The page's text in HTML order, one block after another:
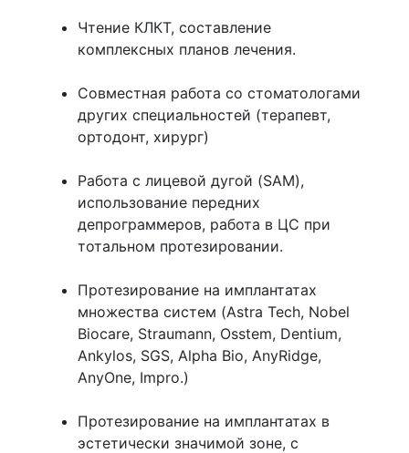
Чтение КЛКТ, составление
комплексных планов лечения.
Совместная работа со стоматологами
других специальностей (терапевт,
ортодонт, хирург)
Работа с лицевой дугой (SAM),
использование передних
депрограммеров, работа в ЦС при
тотальном протезировании.
Протезирование на имплантатах
множества систем (Astra Tech, Nobel
Biocare, Straumann, Osstem, Dentium,
Ankylos, SGS, Alpha Bio, AnyRidge,
AnyOne, Impro.)
Протезирование на имплантатах в
эстетически значимой зоне, с